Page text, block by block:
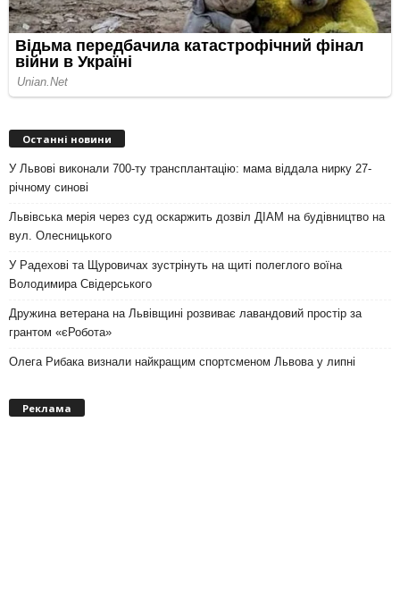
Останні новини
У Львові виконали 700-ту трансплантацію: мама віддала нирку 27-
річному синові
Львівська мерія через суд оскаржить дозвіл ДІАМ на будівництво на
вул. Олесницького
У Радехові та Щуровичах зустрінуть на щиті полеглого воїна
Володимира Свідерського
Дружина ветерана на Львівщині розвиває лавандовий простір за
грантом «єРобота»
Олега Рибака визнали найкращим спортсменом Львова у липні
Реклама